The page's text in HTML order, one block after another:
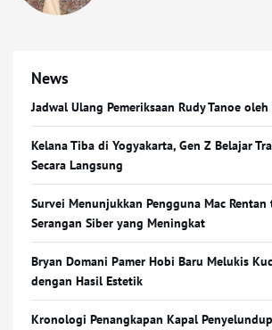
News
Jadwal Ulang Pemeriksaan Rudy Tanoe
Kelana Tiba di Yogyakarta, Gen Z Belajar
Secara Langsung
Survei Menunjukkan Pengguna Mac Rentan
Serangan Siber yang Meningkat
Bryan Domani Pamer Hobi Baru Melukis
dengan Hasil Estetik
Kronologi Penangkapan Kapal